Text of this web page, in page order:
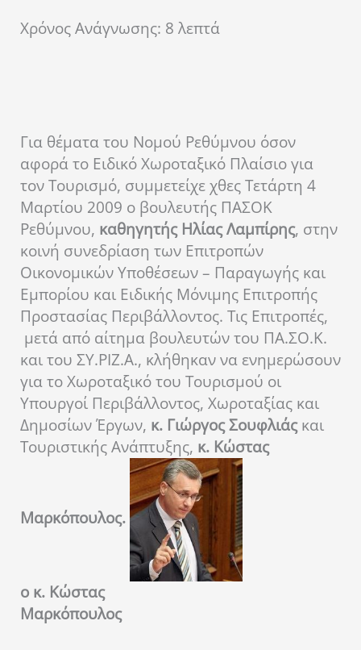
Χρόνος Ανάγνωσης: 8 λεπτά
Για θέματα του Νομού Ρεθύμνου όσον
αφορά το Ειδικό Χωροταξικό Πλαίσιο για
τον Τουρισμό, συμμετείχε χθες Τετάρτη 4
Μαρτίου 2009 ο βουλευτής ΠΑΣΟΚ
Ρεθύμνου, καθηγητής Ηλίας Λαμπίρης, στην
κοινή συνεδρίαση των Επιτροπών
Οικονομικών Υποθέσεων – Παραγωγής και
Εμπορίου και Ειδικής Μόνιμης Επιτροπής
Προστασίας Περιβάλλοντος. Τις Επιτροπές,
μετά από αίτημα βουλευτών του ΠΑ.ΣΟ.Κ.
και του ΣΥ.ΡΙΖ.Α., κλήθηκαν να ενημερώσουν
για το Χωροταξικό του Τουρισμού οι
Υπουργοί Περιβάλλοντος, Χωροταξίας και
Δημοσίων Έργων, κ. Γιώργος Σουφλιάςκαι
Τουριστικής Ανάπτυξης, κ. Κώστας
Μαρκόπουλος.
ο κ. Κώστας
Μαρκόπουλος